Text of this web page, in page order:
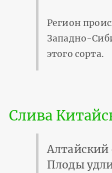
Регион
Западно-
этого сорта.
Слива
Алтайский
Плоды